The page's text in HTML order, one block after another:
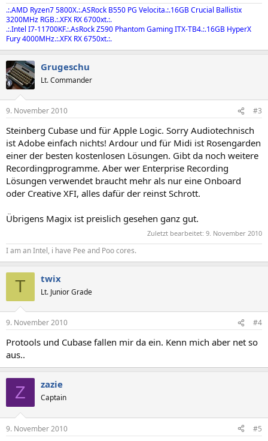
.:.AMD Ryzen7 5800X.:.ASRock B550 PG Velocita.:.16GB Crucial Ballistix
3200MHz RGB.:.XFX RX 6700xt.:.
.:.Intel I7-11700KF.:.AsRock Z590 Phantom Gaming ITX-TB4.:.16GB HyperX
Fury 4000MHz.:.XFX RX 6750xt.:.
Grugeschu
Lt. Commander
9. November 2010 #3
Steinberg Cubase und für Apple Logic. Sorry Audiotechnisch
ist Adobe einfach nichts! Ardour und für Midi ist Rosengarden
einer der besten kostenlosen Lösungen. Gibt da noch weitere
Recordingprogramme. Aber wer Enterprise Recording
Lösungen verwendet braucht mehr als nur eine Onboard
oder Creative XFI, alles dafür der reinst Schrott.
Übrigens Magix ist preislich gesehen ganz gut.
Zuletzt bearbeitet: 9. November 2010
I am an Intel, i have Pee and Poo cores.
T twix
Lt. Junior Grade
9. November 2010 #4
Protools und Cubase fallen mir da ein. Kenn mich aber net so
aus..
Z zazie
Captain
9. November 2010 #5